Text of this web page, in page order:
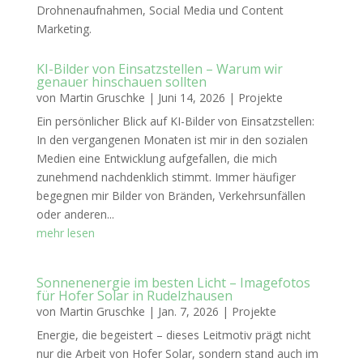
Drohnenaufnahmen, Social Media und Content
Marketing.
KI-Bilder von Einsatzstellen – Warum wir
genauer hinschauen sollten
von Martin Gruschke | Juni 14, 2026 | Projekte
Ein persönlicher Blick auf KI-Bilder von Einsatzstellen:
In den vergangenen Monaten ist mir in den sozialen
Medien eine Entwicklung aufgefallen, die mich
zunehmend nachdenklich stimmt. Immer häufiger
begegnen mir Bilder von Bränden, Verkehrsunfällen
oder anderen...
mehr lesen
Sonnenenergie im besten Licht – Imagefotos
für Hofer Solar in Rudelzhausen
von Martin Gruschke | Jan. 7, 2026 | Projekte
Energie, die begeistert – dieses Leitmotiv prägt nicht
nur die Arbeit von Hofer Solar, sondern stand auch im